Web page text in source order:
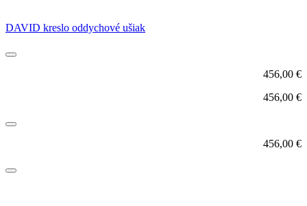
DAVID kreslo oddychové ušiak
456,00 €
456,00 €
456,00 €